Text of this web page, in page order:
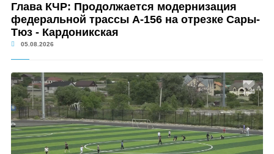
Глава КЧР: Продолжается модернизация
федеральной трассы А-156 на отрезке Сары-
Тюз - Кардоникская
05.08.2026